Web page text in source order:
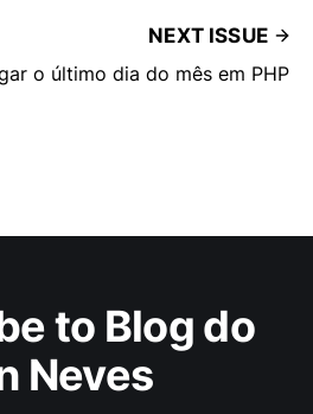
NEXT ISSUE
o último dia do mês em PHP
to Blog do
Neves